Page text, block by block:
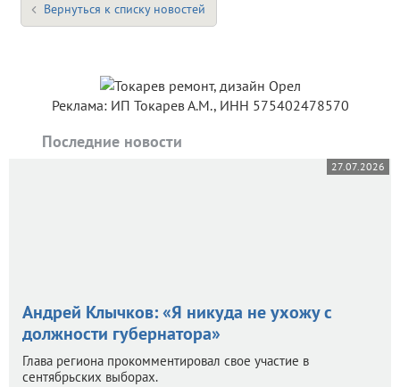
Вернуться к списку новостей
Реклама: ИП Токарев А.М., ИНН 575402478570
Последние новости
27.07.2026
Андрей Клычков: «Я никуда не ухожу с
должности губернатора»
Глава региона прокомментировал свое участие в
сентябрьских выборах.